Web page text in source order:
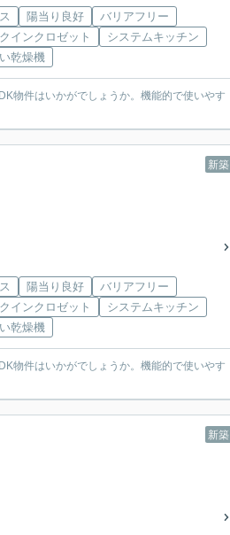
陽当り良好
バリアフリー
インクロゼット
システムキッチン
乾燥機
物件はいかがでしょうか。機能的で使いやす
新築
陽当り良好
バリアフリー
インクロゼット
システムキッチン
乾燥機
物件はいかがでしょうか。機能的で使いやす
新築